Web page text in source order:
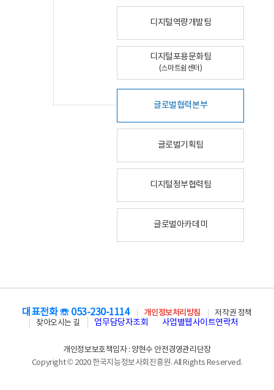
디지털역량개발팀
디지털포용문화팀
(스마트쉼센터)
글로벌협력본부
글로벌기획팀
디지털정부협력팀
글로벌아카데미
대표전화 ☏ 053-230-1114 개인정보처리방침
저작권 정책
찾아오시는 길
업무담당자조회 사업별웹사이트연락처
개인정보보호책임자 : 양현수 안전경영관리단장
Copyright © 2020 한국지능정보사회진흥원. All Rights Reserved.